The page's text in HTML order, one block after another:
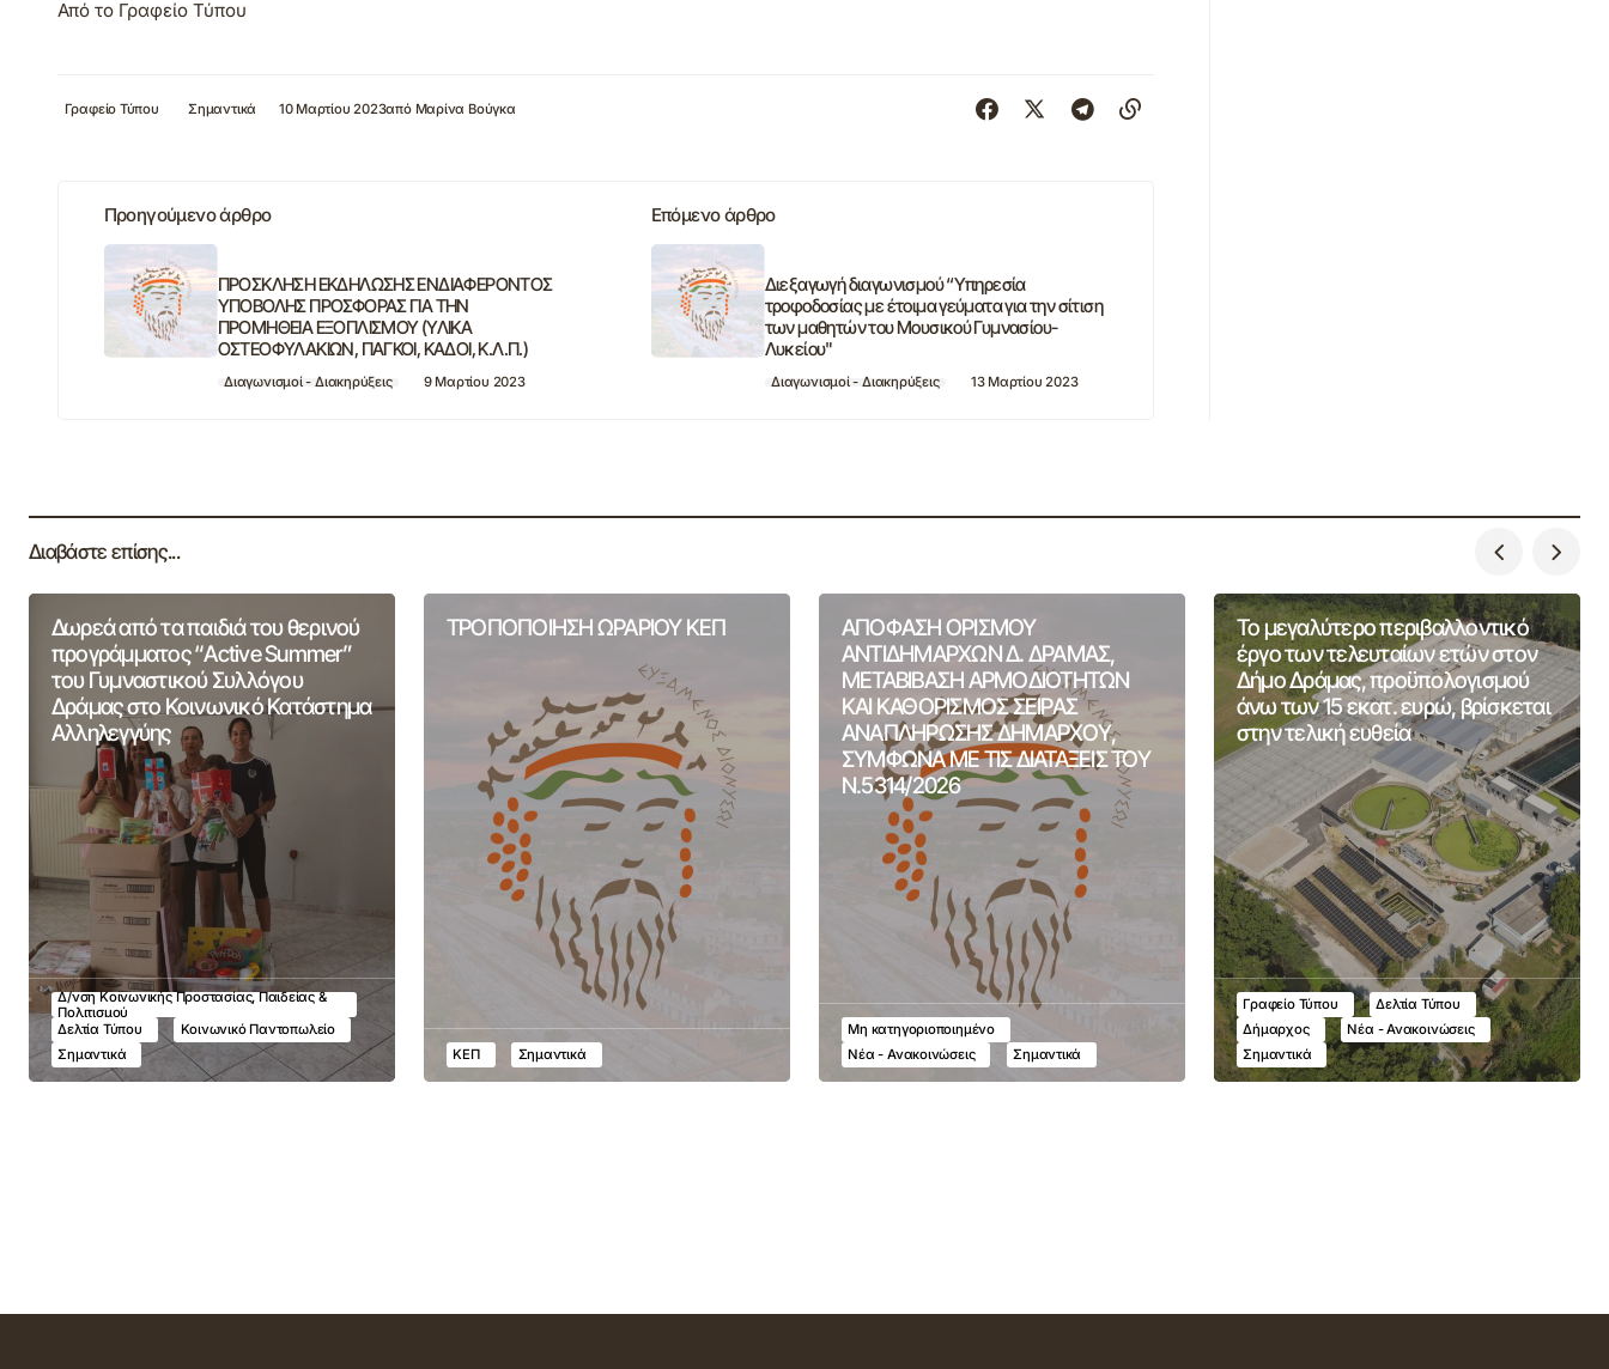
Από το Γραφείο Τύπου
Γραφείο Τύπου Σημαντικά 10 Μαρτίου 2023από Μαρίνα Βούγκα
Προηγούμενο άρθρο
ΠΡΟΣΚΛΗΣΗ ΕΚΔΗΛΩΣΗΣ ΕΝΔΙΑΦΕΡΟΝΤΟΣ
ΥΠΟΒΟΛΗΣ ΠΡΟΣΦΟΡΑΣ ΓΙΑ ΤΗΝ
ΠΡΟΜΗΘΕΙΑ ΕΞΟΠΛΙΣΜΟΥ (ΥΛΙΚΑ
ΟΣΤΕΟΦΥΛΑΚΙΩΝ, ΠΑΓΚΟΙ, ΚΑΔΟΙ, Κ.Λ.Π.)
Διαγωνισμοί - Διακηρύξεις 9 Μαρτίου 2023
Επόμενο άρθρο
Διεξαγωγή διαγωνισμού “Υπηρεσία
τροφοδοσίας με έτοιμα γεύματα για την σίτιση
των μαθητών του Μουσικού Γυμνασίου-
Λυκείου"
Διαγωνισμοί - Διακηρύξεις 13 Μαρτίου 2023
Διαβάστε επίσης...
Δωρεά από τα παιδιά του θερινού
προγράμματος “Active Summer”
του Γυμναστικού Συλλόγου
Δράμας στο Κοινωνικό Κατάστημα
Αλληλεγγύης
Δ/νση Κοινωνικής Προστασίας, Παιδείας &
Πολιτισμού
Δελτία Τύπου
Κοινωνικό Παντοπωλείο
Σημαντικά
ΤΡΟΠΟΠΟΙΗΣΗ ΩΡΑΡΙΟΥ ΚΕΠ
ΚΕΠ Σημαντικά
ΑΠΟΦΑΣΗ ΟΡΙΣΜΟΥ
ΑΝΤΙΔΗΜΑΡΧΩΝ Δ. ΔΡΑΜΑΣ,
ΜΕΤΑΒΙΒΑΣΗ ΑΡΜΟΔΙΟΤΗΤΩΝ
ΚΑΙ ΚΑΘΟΡΙΣΜΟΣ ΣΕΙΡΑΣ
ΑΝΑΠΛΗΡΩΣΗΣ ΔΗΜΑΡΧΟΥ,
ΣΥΜΦΩΝΑ ΜΕ ΤΙΣ ΔΙΑΤΑΞΕΙΣ ΤΟΥ
Ν.5314/2026
Μη κατηγοριοποιημένο
Νέα - Ανακοινώσεις
Σημαντικά
Το μεγαλύτερο περιβαλλοντικό
έργο των τελευταίων ετών στον
Δήμο Δράμας, προϋπολογισμού
άνω των 15 εκατ. ευρώ, βρίσκεται
στην τελική ευθεία
Γραφείο Τύπου
Δελτία Τύπου
Δήμαρχος
Νέα - Ανακοινώσεις
Σημαντικά